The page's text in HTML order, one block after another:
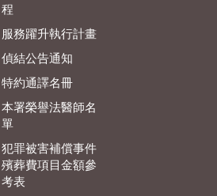
程
服務躍升執行計畫
偵結公告通知
特約通譯名冊
本署榮譽法醫師名
單
犯罪被害補償事件
殯葬費項目金額參
考表